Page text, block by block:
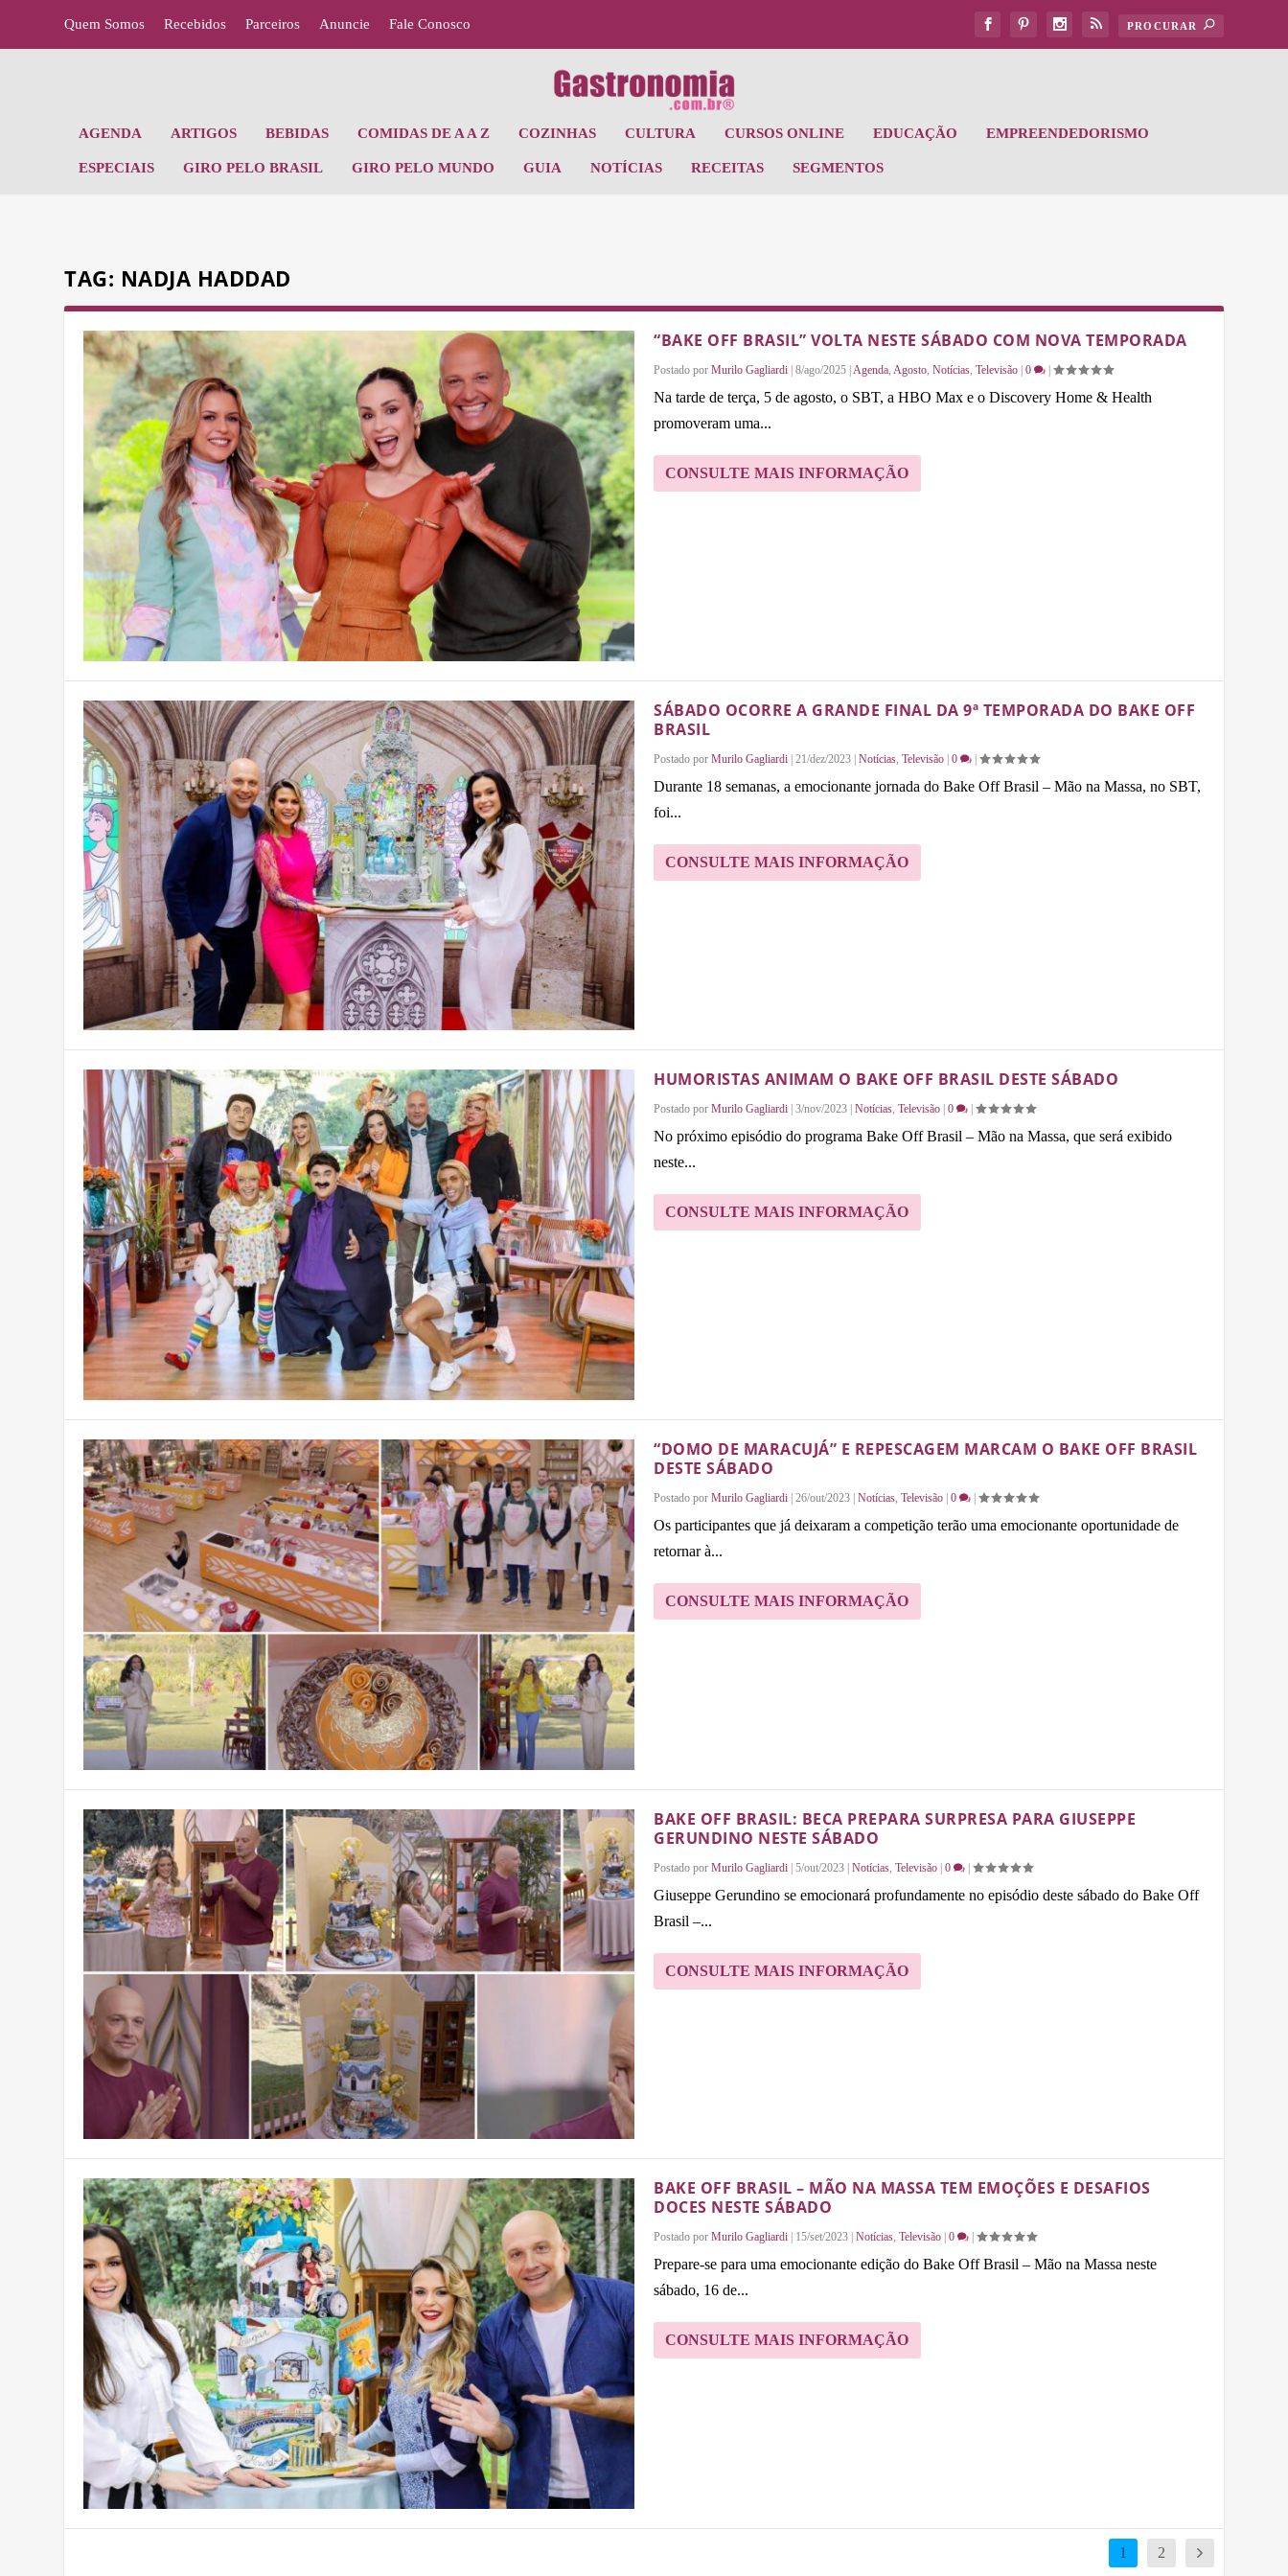
Quem Somos Recebidos Parceiros Anuncie Fale Conosco
AGENDA ARTIGOS BEBIDAS COMIDAS DE A A Z COZINHAS CULTURA CURSOS ONLINE EDUCAÇÃO EMPREENDEDORISMO
ESPECIAIS GIRO PELO BRASIL GIRO PELO MUNDO GUIA NOTÍCIAS RECEITAS SEGMENTOS
TAG: NADJA HADDAD
“BAKE OFF BRASIL” VOLTA NESTE SÁBADO COM NOVA TEMPORADA
Postado por Murilo Gagliardi 8/ago/2025 Agenda, Agosto, Notícias, Televisão 0
Na tarde de terça, 5 de agosto, o SBT, a HBO Max e o Discovery Home & Health
promoveram uma...
CONSULTE MAIS INFORMAÇÃO
SÁBADO OCORRE A GRANDE FINAL DA 9ª TEMPORADA DO BAKE OFF
BRASIL
Postado por Murilo Gagliardi | 21/dez/2023 | Notícias Televisão | 0 |
Durante 18 semanas, a emocionante jornada do Bake Off Brasil – Mão na Massa, no SBT,
foi...
CONSULTE MAIS INFORMAÇÃO
HUMORISTAS ANIMAM O BAKE OFF BRASIL DESTE SÁBADO
Postado por Murilo Gagliardi 3/nov/2023 Notícias, Televisão 0
No próximo episódio do programa Bake Off Brasil – Mão na Massa, que será exibido
neste...
CONSULTE MAIS INFORMAÇÃO
“DOMO DE MARACUJÁ” E REPESCAGEM MARCAM O BAKE OFF BRASIL
DESTE SÁBADO
Postado por Murilo Gagliardi 26/out/2023 Notícias, Televisão 0
Os participantes que já deixaram a competição terão uma emocionante oportunidade de
retornar à...
CONSULTE MAIS INFORMAÇÃO
BAKE OFF BRASIL: BECA PREPARA SURPRESA PARA GIUSEPPE
GERUNDINO NESTE SÁBADO
Postado por Murilo Gagliardi | 5/out/2023 | Notícias Televisão | 0 |
Giuseppe Gerundino se emocionará profundamente no episódio deste sábado do Bake Off
Brasil –...
CONSULTE MAIS INFORMAÇÃO
BAKE OFF BRASIL – MÃO NA MASSA TEM EMOÇÕES E DESAFIOS
DOCES NESTE SÁBADO
Postado por Murilo Gagliardi 15/set/2023 Notícias, Televisão 0
Prepare-se para uma emocionante edição do Bake Off Brasil – Mão na Massa neste
sábado, 16 de...
CONSULTE MAIS INFORMAÇÃO
1 2